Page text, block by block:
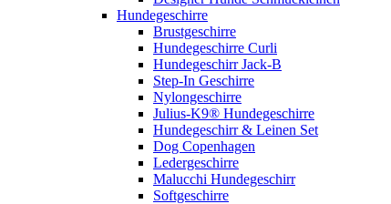
Hundegeschirre
Brustgeschirre
Hundegeschirre Curli
Hundegeschirr Jack-B
Step-In Geschirre
Nylongeschirre
Julius-K9® Hundegeschirre
Hundegeschirr & Leinen Set
Dog Copenhagen
Ledergeschirre
Malucchi Hundegeschirr
Softgeschirre